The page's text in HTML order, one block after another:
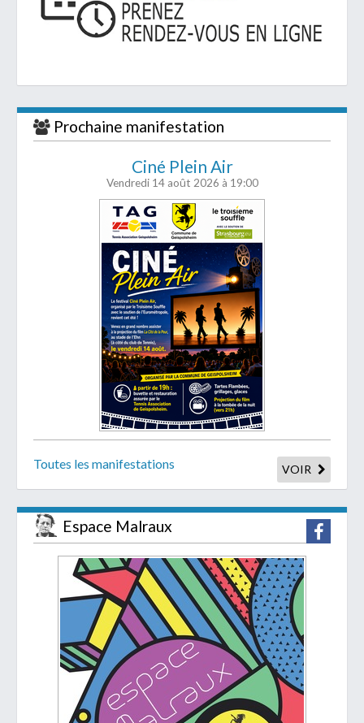
Prochaine manifestation
Ciné Plein Air
Vendredi 14 août 2026 à 19:00
Toutes les manifestations VOIR
Espace Malraux